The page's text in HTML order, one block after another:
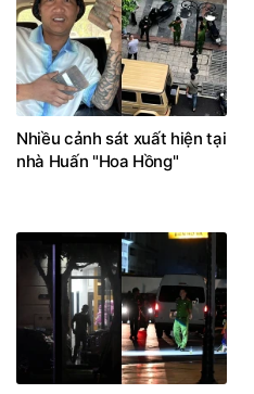
Nhiều cảnh sát xuất hiện tại
nhà Huấn "Hoa Hồng"